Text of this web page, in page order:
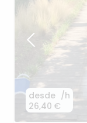
desde
26,40 €
/h